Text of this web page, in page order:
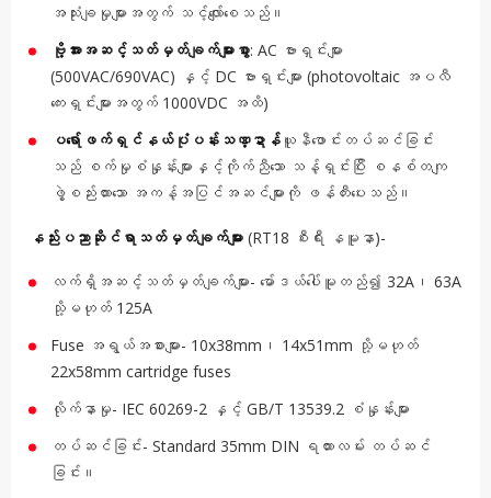
အသုံးချမှုများအတွက် သင့်လျော်စေသည်။
ဗို့အားအဆင့်သတ်မှတ်ချက်များစွာ: AC ဗားရှင်းများ
(500VAC/690VAC) နှင့် DC ဗားရှင်းများ (photovoltaic အပလီ
ကေးရှင်းများအတွက် 1000VDC အထိ)
ပရော်ဖက်ရှင်နယ်ပုံပန်းသဏ္ဍာန် ယူနီဖောင်းတပ်ဆင်ခြင်း
သည် စက်မှုစံနှုန်းများနှင့်ကိုက်ညီသော သန့်ရှင်းပြီး စနစ်တကျ
ဖွဲ့စည်းထားသော အကန့်အပြင်အဆင်များကို ဖန်တီးပေးသည်။
နည်းပညာဆိုင်ရာသတ်မှတ်ချက်များ (RT18 စီးရီး နမူနာ)-
လက်ရှိအဆင့်သတ်မှတ်ချက်များ- မော်ဒယ်ပေါ်မူတည်၍ 32A၊ 63A
သို့မဟုတ် 125A
Fuse အရွယ်အစားများ- 10x38mm၊ 14x51mm သို့မဟုတ်
22x58mm cartridge fuses
လိုက်နာမှု- IEC 60269-2 နှင့် GB/T 13539.2 စံနှုန်းများ
တပ်ဆင်ခြင်း- Standard 35mm DIN ရထားလမ်း တပ်ဆင်
ခြင်း။